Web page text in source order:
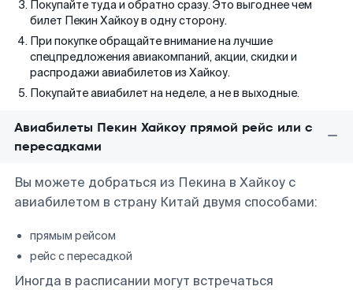
Покупайте туда и обратно сразу. Это выгоднее чем
билет Пекин Хайкоу в одну сторону.
При покупке обращайте внимание на лучшие
спецпредложения авиакомпаний, акции, скидки и
распродажи авиабилетов из Хайкоу.
Покупайте авиабилет на неделе, а не в выходные.
Авиабилеты Пекин Хайкоу прямой рейс или с
пересадками
Вы можете добраться из Пекина в Хайкоу с
авиабилетом в страну Китай двумя способами:
прямым рейсом
рейс с пересадкой
Иногда в расписании могут встречаться